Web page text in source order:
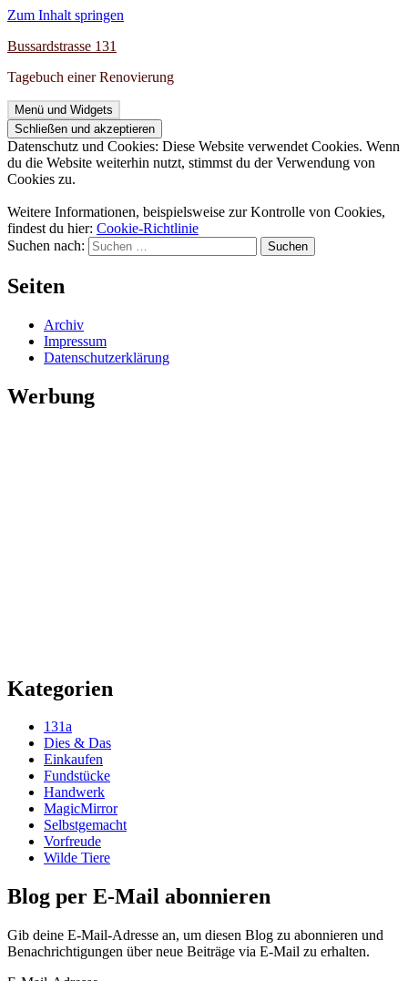
Zum Inhalt springen
Bussardstrasse 131
Tagebuch einer Renovierung
Menü und Widgets
Datenschutz und Cookies: Diese Website verwendet Cookies. Wenn
du die Website weiterhin nutzt, stimmst du der Verwendung von
Cookies zu.
Weitere Informationen, beispielsweise zur Kontrolle von Cookies,
findest du hier: Cookie-Richtlinie
Suchen nach:
Seiten
Archiv
Impressum
Datenschutzerklärung
Werbung
Kategorien
131a
Dies & Das
Einkaufen
Fundstücke
Handwerk
MagicMirror
Selbstgemacht
Vorfreude
Wilde Tiere
Blog per E-Mail abonnieren
Gib deine E-Mail-Adresse an, um diesen Blog zu abonnieren und
Benachrichtigungen über neue Beiträge via E-Mail zu erhalten.